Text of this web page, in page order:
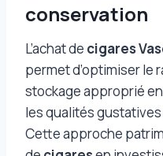
conservation
L’achat de cigares
permet d’optimiser le
stockage approprié
les qualités
Cette approche